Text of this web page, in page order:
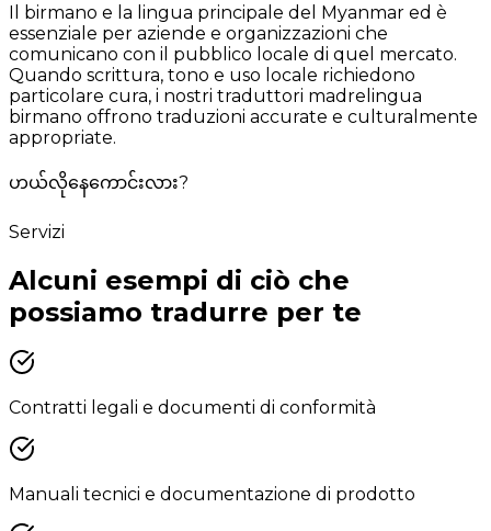
Il birmano e la lingua principale del Myanmar ed è
essenziale per aziende e organizzazioni che
comunicano con il pubblico locale di quel mercato.
Quando scrittura, tono e uso locale richiedono
particolare cura, i nostri traduttori madrelingua
birmano offrono traduzioni accurate e culturalmente
appropriate.
ဟယ်လိုနေကောင်းလား?
Servizi
Alcuni esempi di ciò che
possiamo tradurre per te
Contratti legali e documenti di conformità
Manuali tecnici e documentazione di prodotto